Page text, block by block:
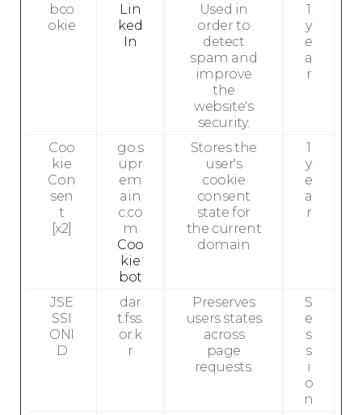
bco
okie
Lin
ked
In
Used in
order to
detect
spam and
improve
the
website's
security.
1
y
e
a
r
Coo
kie
Con
sen
t
[x2]
go.s
upr
em
ain
c.co
m
Coo
kie
bot
Stores the
user's
cookie
consent
state for
the current
domain
1
y
e
a
r
JSE
SSI
ONI
D
dar
t.fss.
or.k
r
Preserves
users states
across
page
requests.
S
e
s
s
i
o
n